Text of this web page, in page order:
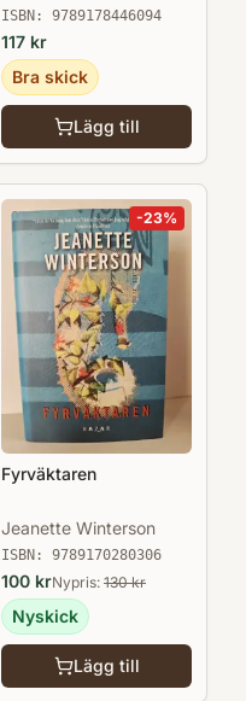
ISBN: 9789178446094
117 kr
Bra skick
Lägg till
-23%
Fyrväktaren
Jeanette Winterson
ISBN: 9789170280306
100 krNypris: 130kr
Nyskick
Lägg till